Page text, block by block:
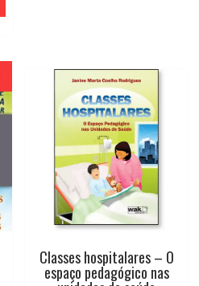
Classes hospitalares – O
espaço pedagógico nas